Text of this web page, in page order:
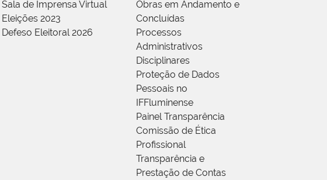
Sala de Imprensa Virtual
Eleições 2023
Defeso Eleitoral 2026
Obras em Andamento e
Concluídas
Processos
Administrativos
Disciplinares
Proteção de Dados
Pessoais no
IFFluminense
Painel Transparência
Comissão de Ética
Profissional
Transparência e
Prestação de Contas